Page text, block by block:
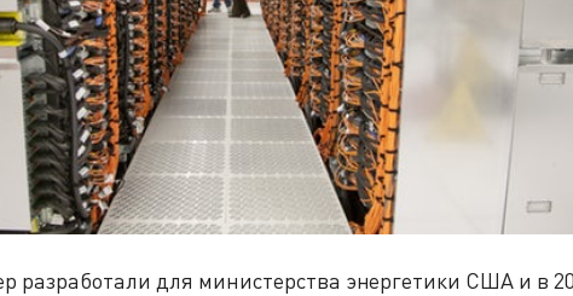
разработали для министерства энергетики США и в